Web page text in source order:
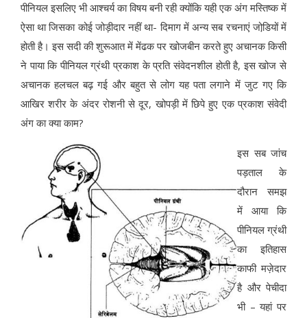
पीनियल इसलिए भी आश्‍चर्य का विषय बनी रही क्‍योंकि यही एक अंग मस्तिष्‍क में
ऐसा था जिसका कोई जोड़ीदार नहीं था- दिमाग में अन्‍य सब रचनाएं जोडि़यों में
होती है। इस सदी की शुरूआत में मेंढक पर खोजबीन करते हुए अचानक किसी
ने पाया कि पीनियल ग्रंथी प्रकाश के प्रति संवेदनशील होती है, इस खोज से
अचानक हलचल बढ़ गई और बहुत से लोग यह पता लगाने में जुट गए कि
आखिर शरीर के अंदर रोशनी से दूर, खोपड़ी में छिपे हुए एक प्रकाश संवेदी
अंग का क्‍या काम?
इस सब जांच
पड़ताल के
दौरान समझ
में आया कि
पीनियल ग्रंथी
का इतिहास
काफी मज़ेदार
है और पेचीदा
भी – यहां पर